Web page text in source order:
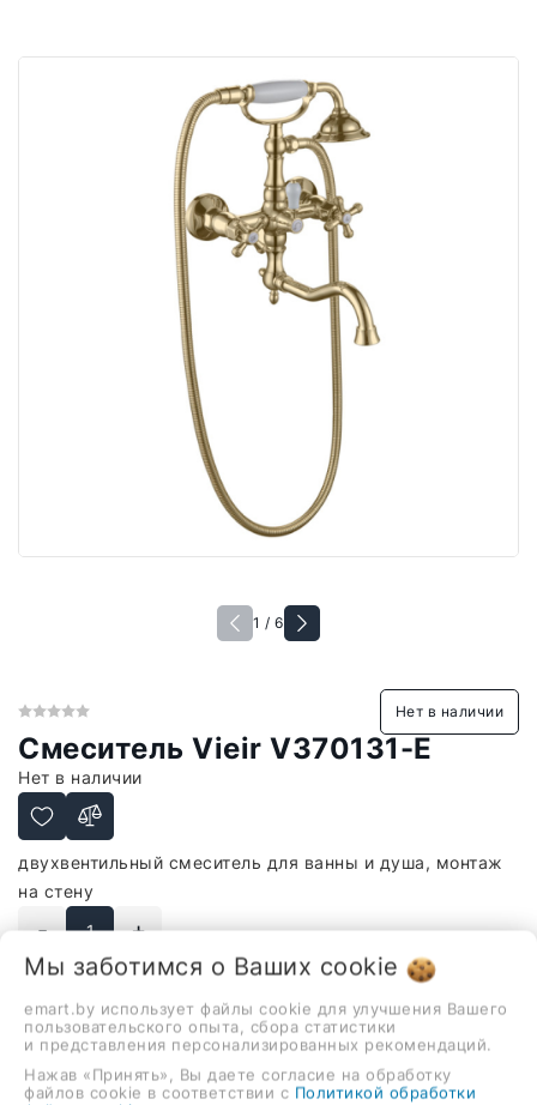
1 / 6
Нет в наличии
Смеситель Vieir V370131-E
Нет в наличии
двухвентильный смеситель для ванны и душа, монтаж
на стену
- +
В корзину
Описание Отзывы
Мы заботимся о Ваших cookie
emart.by использует файлы cookie для улучшения Вашего
пользовательского опыта, сбора статистики
и представления персонализированных рекомендаций.
Нажав «Принять», Вы даете согласие на обработку
файлов cookie в соответствии с Политикой обработки